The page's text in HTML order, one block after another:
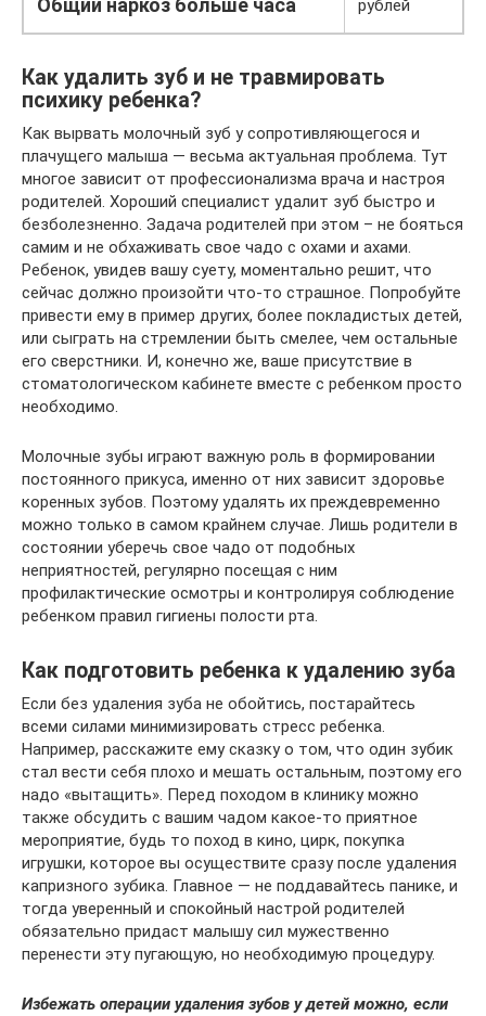
рублей
Как удалить зуб и не травмировать
психику ребенка?
Как вырвать молочный зуб у сопротивляющегося и
плачущего малыша — весьма актуальная проблема. Тут
многое зависит от профессионализма врача и настроя
родителей. Хороший специалист удалит зуб быстро и
безболезненно. Задача родителей при этом – не бояться
самим и не обхаживать свое чадо с охами и ахами.
Ребенок, увидев вашу суету, моментально решит, что
сейчас должно произойти что-то страшное. Попробуйте
привести ему в пример других, более покладистых детей,
или сыграть на стремлении быть смелее, чем остальные
его сверстники. И, конечно же, ваше присутствие в
стоматологическом кабинете вместе с ребенком просто
необходимо.
Молочные зубы играют важную роль в формировании
постоянного прикуса, именно от них зависит здоровье
коренных зубов. Поэтому удалять их преждевременно
можно только в самом крайнем случае. Лишь родители в
состоянии уберечь свое чадо от подобных
неприятностей, регулярно посещая с ним
профилактические осмотры и контролируя соблюдение
ребенком правил гигиены полости рта.
Как подготовить ребенка к удалению зуба
Если без удаления зуба не обойтись, постарайтесь
всеми силами минимизировать стресс ребенка.
Например, расскажите ему сказку о том, что один зубик
стал вести себя плохо и мешать остальным, поэтому его
надо «вытащить». Перед походом в клинику можно
также обсудить с вашим чадом какое-то приятное
мероприятие, будь то поход в кино, цирк, покупка
игрушки, которое вы осуществите сразу после удаления
капризного зубика. Главное — не поддавайтесь панике, и
тогда уверенный и спокойный настрой родителей
обязательно придаст малышу сил мужественно
перенести эту пугающую, но необходимую процедуру.
Избежать операции удаления зубов у детей можно, если